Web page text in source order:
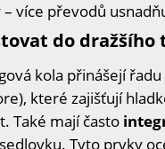
– více převodů
do dražšího
kola přinášejí řadu
které zajišťují
Také mají často
Tyto prvky